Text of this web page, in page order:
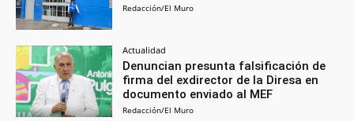
Redacción/El Muro
Actualidad
Denuncian presunta falsificación de
firma del exdirector de la Diresa en
documento enviado al MEF
Redacción/El Muro